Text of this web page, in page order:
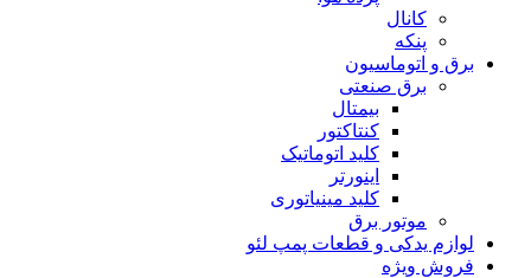
کانال
پنکه
برق و اتوماسیون
برق صنعتی
بیمتال
کنتاکتور
کلید اتوماتیک
اینورتر
کلید مینیاتوری
موتور برق
لوازم یدکی و قطعات پمپ لئو
فروش ویژه